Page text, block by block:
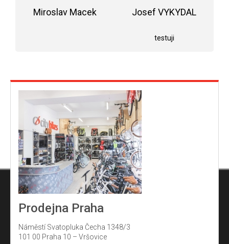
Miroslav Macek Josef VYKYDAL
testuji
Prodejna Praha
Náměstí Svatopluka Čecha 1348/3
101 00 Praha 10 – Vršovice